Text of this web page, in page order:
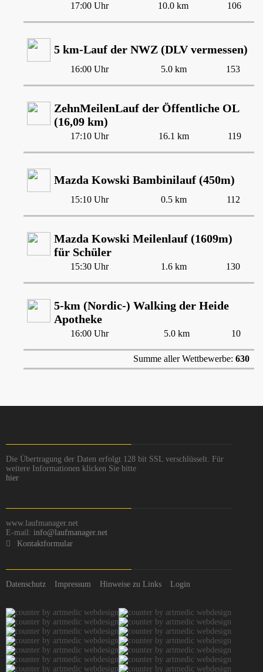
17:00 Uhr 10.0 km 106
5 km-Lauf der NWZ (DLV vermessen)
16:00 Uhr 5.0 km 153
ZehnMeilenLauf der Öffentliche OL
(16,09 km)
17:10 Uhr 16.1 km 119
Mazda Kowski Bambinilauf (450m)
15:10 Uhr 0.5 km 112
Mazda Kowski Meilenlauf (1609m)
für Schüler
15:30 Uhr 1.6 km 130
5-km (Nordic-) Walking der Heide
Apotheke
16:00 Uhr 5.0 km 10
Summe aller Wettbewerbe: 630
Die Übertragung der Daten erfolgt 128 bit SSL verschlüsselt. Für
weitere Informationen klicken Sie bitte
hier
www.laufmanager.net
E-mail: info@laufmanager.net
Kontaktformular
Datenschutz Impressum Hinweise zu Links Login